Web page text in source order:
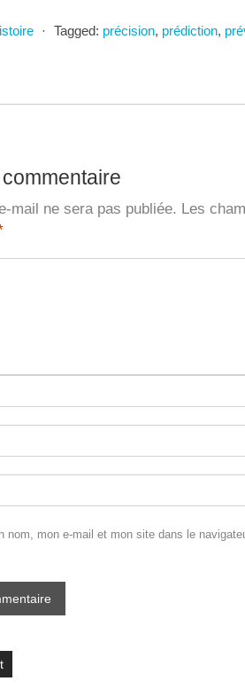
⋅ Tagged: précision, prédiction,
mail ne sera pas publiée. Les
nom, mon e-mail et mon site dans le